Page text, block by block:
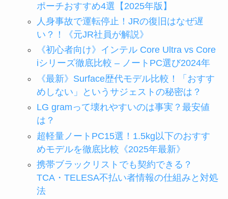
ポーチおすすめ4選【2025年版】
人身事故で運転停止！JRの復旧はなぜ遅
い？！《元JR社員が解説》
《初心者向け》インテル Core Ultra vs Core
iシリーズ徹底比較 – ノートPC選び2024年
《最新》Surface歴代モデル比較！「おすす
めしない」というサジェストの秘密は？
LG gramって壊れやすいのは事実？最安値
は？
超軽量ノートPC15選！1.5kg以下のおすす
めモデルを徹底比較《2025年最新》
携帯ブラックリストでも契約できる？
TCA・TELESA不払い者情報の仕組みと対処
法